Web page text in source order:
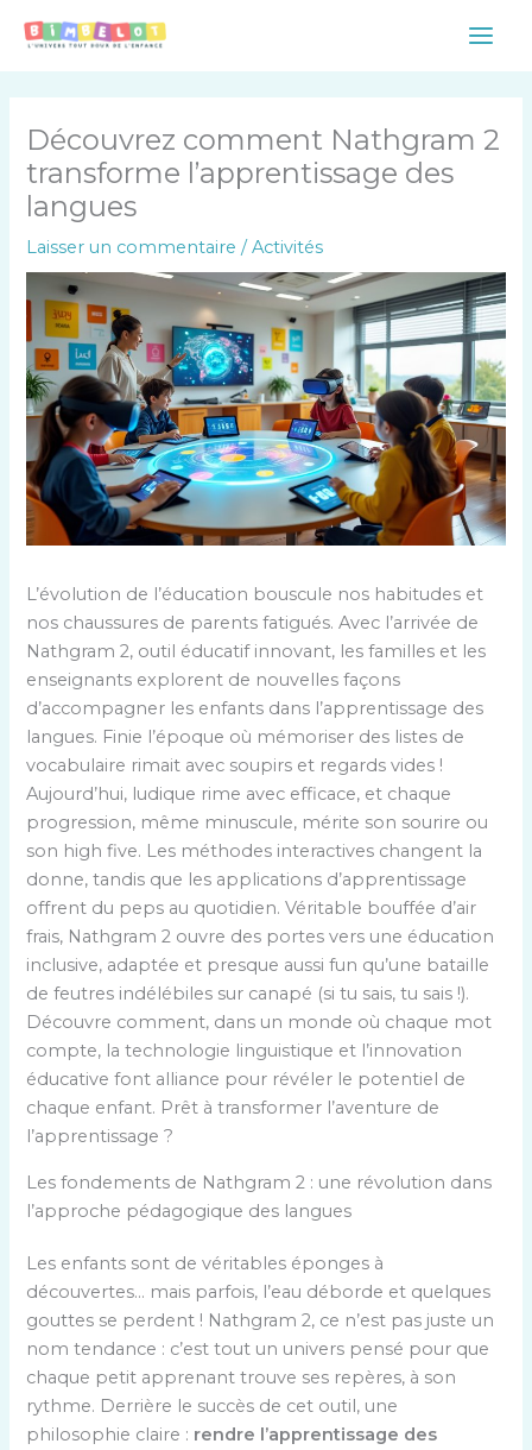
Main
Découvrez comment Nathgram 2
transforme l’apprentissage des
langues
Laisser un commentaire /Activités
L’évolution de l’éducation bouscule nos habitudes et
nos chaussures de parents fatigués. Avec l’arrivée de
Nathgram 2, outil éducatif innovant, les familles et les
enseignants explorent de nouvelles façons
d’accompagner les enfants dans l’apprentissage des
langues. Finie l’époque où mémoriser des listes de
vocabulaire rimait avec soupirs et regards vides !
Aujourd’hui, ludique rime avec efficace, et chaque
progression, même minuscule, mérite son sourire ou
son high five. Les méthodes interactives changent la
donne, tandis que les applications d’apprentissage
offrent du peps au quotidien. Véritable bouffée d’air
frais, Nathgram 2 ouvre des portes vers une éducation
inclusive, adaptée et presque aussi fun qu’une bataille
de feutres indélébiles sur canapé (si tu sais, tu sais !).
Découvre comment, dans un monde où chaque mot
compte, la technologie linguistique et l’innovation
éducative font alliance pour révéler le potentiel de
chaque enfant. Prêt à transformer l’aventure de
l’apprentissage ?
Les fondements de Nathgram 2 : une révolution dans
l’approche pédagogique des langues
Les enfants sont de véritables éponges à
découvertes… mais parfois, l’eau déborde et quelques
gouttes se perdent ! Nathgram 2, ce n’est pas juste un
nom tendance : c’est tout un univers pensé pour que
chaque petit apprenant trouve ses repères, à son
rythme. Derrière le succès de cet outil, une
philosophie claire : rendre l’apprentissage des